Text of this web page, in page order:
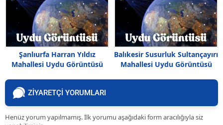
Şanlıurfa Harran Yıldız
Mahallesi Uydu Görüntüsü
Balıkesir Susurluk Sultançayırı
Mahallesi Uydu Görüntüsü
ZİYARETÇİ YORUMLARI
Henüz yorum yapılmamış. İlk yorumu aşağıdaki form aracılığıyla siz